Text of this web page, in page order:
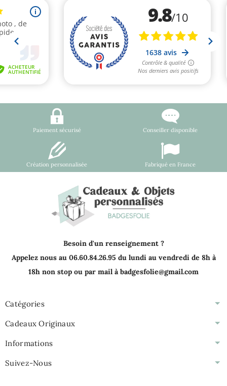
Paiement sécurisé Conseiller disponible
Création personnalisée Fabriqué en France
Besoin d'un renseignement ?
Appelez nous au 06.60.84.26.95 du lundi au vendredi de 8h à
18h non stop ou par mail à badgesfolie@gmail.com
Catégories
Cadeaux Originaux
Informations
Suivez-Nous